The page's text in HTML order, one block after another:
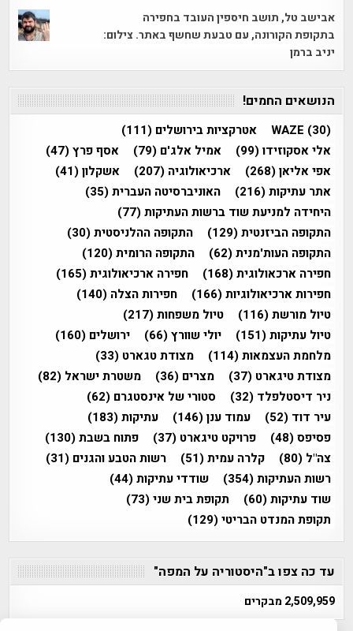
אבישב טל, תושב חיספין העובד בחפירה
בתקופת הקורונה, עם טבעת שחשף באתר. צילום:
יניב ברמן
הנושאים החמים!
WAZE (30) אטרקציות בירושלים (111)
אלי אסקוזידו(99) אמיל אלג'ם (79) אסף פרץ(47)
אפי אליאן(268) ארכיאולוגיה (207) אשקלון(41)
אתר עתיקות(216) האוניברסיטה העברית(35)
היחידה למניעת שוד ברשות העתיקות(77)
התקופה הביזנטית(129) התקופה ההלניסטית(30)
התקופה העות'מנית(62) התקופה הרומית(120)
חפירה ארכאולוגית(168) חפירה ארכיאולוגית(165)
חפירות ארכיאולוגיות(166) חפירות הצלה (140)
טיול מורשת(116) טיול משפחות(217)
טיול עתיקות(151) יולי שוורץ(66) ירושלים (160)
מלחמת העצמאות(114) מצודת טגארט (33)
מצודת טיגארט (37) מצרים (36) משטרת ישראל (82)
ניר דיסטלפלד (32) סטורי של אינסטגרם (62)
עיר דוד (52) עמוד ענן(146) עתיקות(183)
פסיפס(48) פרויקט טיגארט (37) פתוח בשבת(130)
צה"ל (80) קלרה עמית(51) רשות הטבע והגנים (31)
רשות העתיקות(354) שודדי עתיקות(44)
שוד עתיקות(60) תקופת בית שני(73)
תקופת המנדט הבריטי(129)
עד כה צפו ב"היסטוריה על המפה"
2,509,959 מבקרים